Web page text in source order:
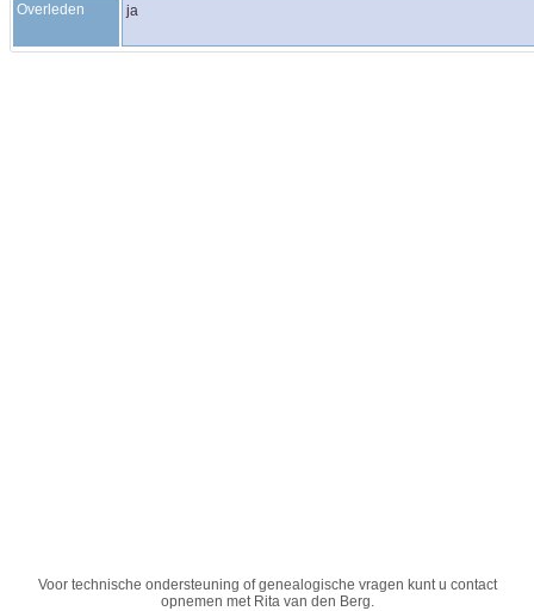
Overleden ja
Voor technische ondersteuning of genealogische vragen kunt u contact
opnemen met Rita van den Berg.